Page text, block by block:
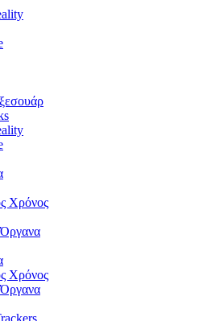
Χρόνος
Χρόνος